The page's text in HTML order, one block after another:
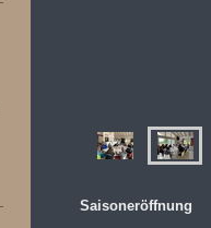
Saisoneröffnung